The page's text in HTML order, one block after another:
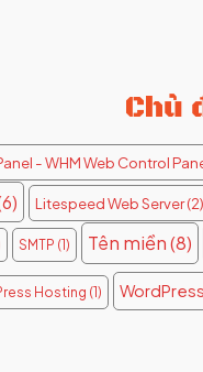
Chủ
- WHM Web Control
Litespeed Web Server(2)
SMTP (1) Tên miền(8)
Hosting (1)